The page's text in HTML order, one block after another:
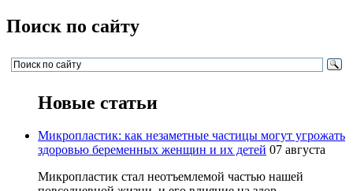
Поиск по сайту
Новые статьи
Микропластик: как незаметные частицы могут угрожать
здоровью беременных женщин и их детей 07 августа
Микропластик стал неотъемлемой частью нашей